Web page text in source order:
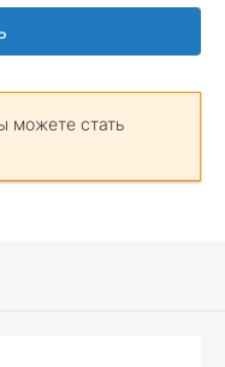
можете стать